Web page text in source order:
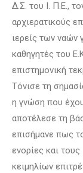
Δ.Σ. του Ι. Π.Ε.,
αρχιερατικούς
ιερείς των ναών
καθηγητές του
επιστημονική
Τόνισε τη
η γνώση που
αποτέλεσε τη
επισήμανε πως
ενορίες και
κειμηλίων